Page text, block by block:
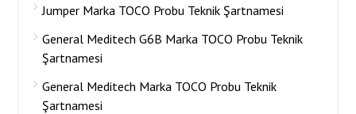
Jumper Marka TOCO Probu Teknik Şartnamesi
General Meditech G6B Marka TOCO Probu Teknik
Şartnamesi
General Meditech Marka TOCO Probu Teknik
Şartnamesi